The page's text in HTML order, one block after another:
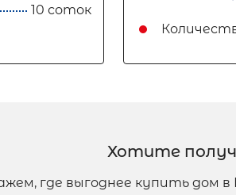
10 соток
Хотите
где выгоднее купить дом